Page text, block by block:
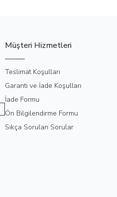
Müşteri Hizmetleri
Teslimat Koşulları
Garanti ve İade Koşulları
İade Formu
Ön Bilgilendirme Formu
Sıkça Sorulan Sorular